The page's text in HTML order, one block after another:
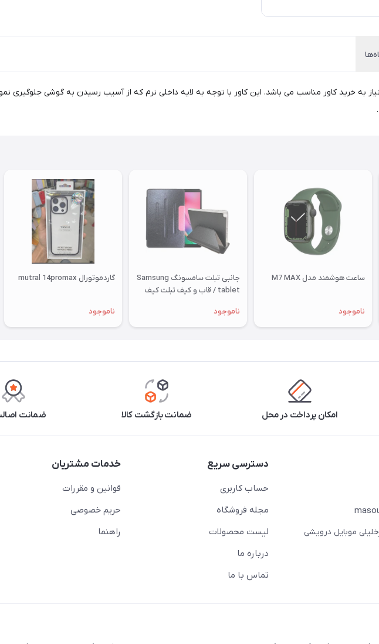
نیاز به خرید کاور مناسب می باشد. این کاور با توجه به لایه داخلی نرم که از آسیب رسیدن به گوشی جلوگیری
ساعت هوشمند مدل M7 MAX
ناموجود
جانبی تبلت سامسونگ Samsung
tablet / قاب و کیف تبلت کیف
کلاسوری تبلت سامسونگ تی 515
2019 T515
ناموجود
گاردموتورال mutral 14promax
ناموجود
امکان پرداخت در محل ضمانت بازگشت کالا ضمانت
موبایل درویشی
دسترسی سریع
حساب کاربری
مجله فروشگاه
لیست محصولات
درباره ما
تماس با ما
خدمات مشتریان
قوانین و مقررات
حریم خصوصی
راهنما